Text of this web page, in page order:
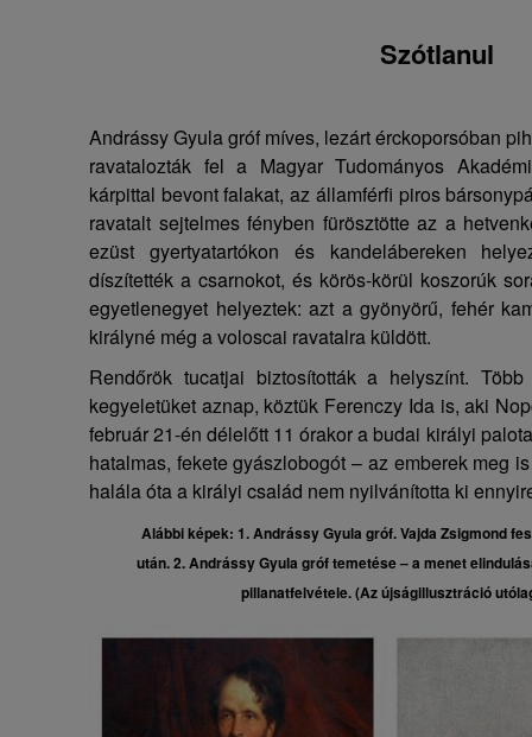
Szótlanul
Andrássy Gyula gróf míves, lezárt érckoporsóban
ravatalozták fel a Magyar Tudományos
kárpittal bevont falakat, az államférfi piros
ravatalt sejtelmes fényben fürösztötte az a
ezüst gyertyatartókon és kandelábereken
díszítették a csarnokot, és körös-körül koszorúk
egyetlenegyet helyeztek: azt a gyönyörű, fehér
királyné még a voloscai ravatalra küldött.
Rendőrök tucatjai biztosították a helyszínt.
kegyeletüket aznap, köztük Ferenczy Ida is, aki
február 21-én délelőtt 11 órakor a budai királyi
hatalmas, fekete gyászlobogót – az emberek meg
halála óta a királyi család nem nyilvánította ki
Alábbi képek: 1. Andrássy Gyula gróf. Vajda Zsigmond
után. 2. Andrássy Gyula gróf temetése – a menet
pillanatfelvétele. (Az újságillusztráció